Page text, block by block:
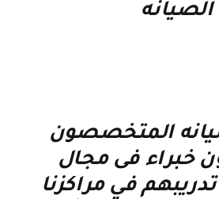
الصيانه
المتخصصون
خبراء فى مجال
في مراكزنا